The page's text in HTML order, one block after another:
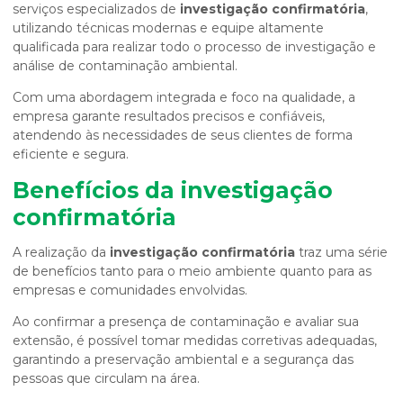
serviços especializados de investigação confirmatória,
utilizando técnicas modernas e equipe altamente
qualificada para realizar todo o processo de investigação e
análise de contaminação ambiental.
Com uma abordagem integrada e foco na qualidade, a
empresa garante resultados precisos e confiáveis,
atendendo às necessidades de seus clientes de forma
eficiente e segura.
Benefícios da investigação
confirmatória
A realização da investigação confirmatória traz uma série
de benefícios tanto para o meio ambiente quanto para as
empresas e comunidades envolvidas.
Ao confirmar a presença de contaminação e avaliar sua
extensão, é possível tomar medidas corretivas adequadas,
garantindo a preservação ambiental e a segurança das
pessoas que circulam na área.